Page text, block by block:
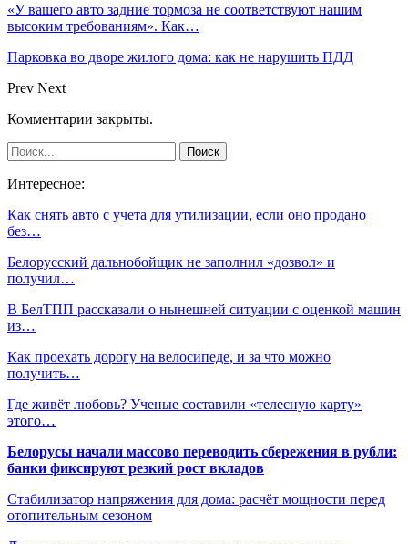
«У вашего авто задние тормоза не соответствуют нашим
высоким требованиям». Как…
Парковка во дворе жилого дома: как не нарушить ПДД
Prev Next
Комментарии закрыты.
Интересное:
Как снять авто с учета для утилизации, если оно продано
без…
Белорусский дальнобойщик не заполнил «дозвол» и
получил…
В БелТПП рассказали о нынешней ситуации с оценкой машин
из…
Как проехать дорогу на велосипеде, и за что можно
получить…
Где живёт любовь? Ученые составили «телесную карту»
этого…
Белорусы начали массово переводить сбережения в рубли:
банки фиксируют резкий рост вкладов
Стабилизатор напряжения для дома: расчёт мощности перед
отопительным сезоном